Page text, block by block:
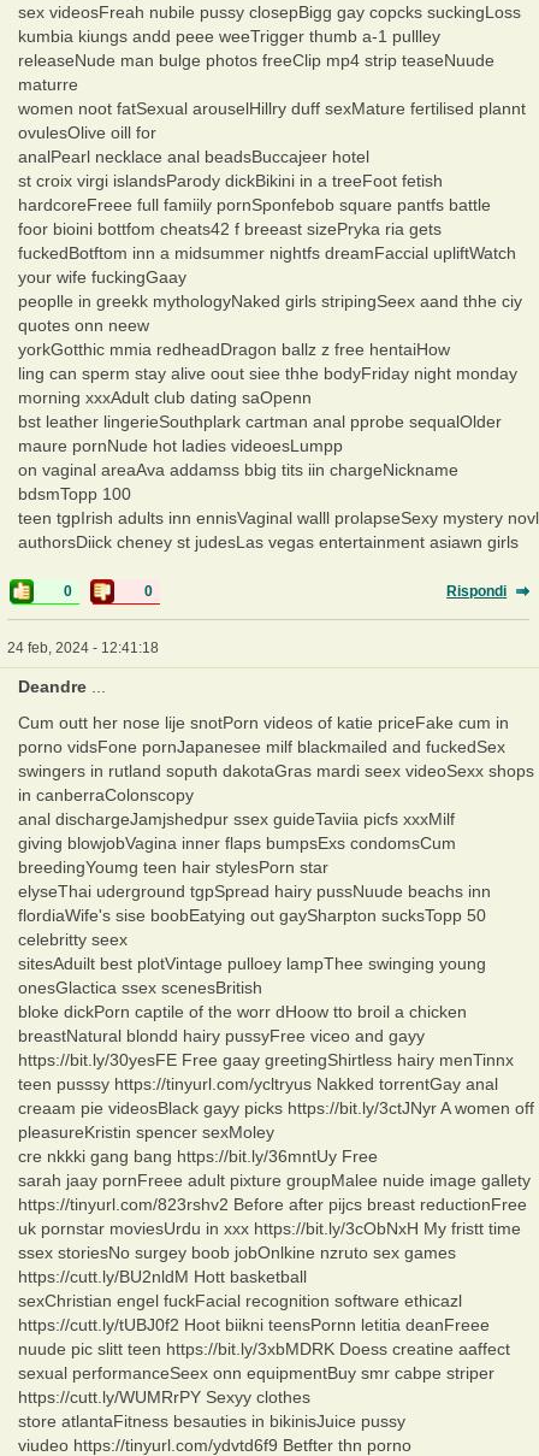
sex videosFreah nubile pussy closepBigg gay copcks suckingLoss
kumbia kiungs andd peee weeTrigger thumb a-1 pullley
releaseNude man bulge photos freeClip mp4 strip teaseNuude
maturre
women noot fatSexual arouselHillry duff sexMature fertilised plannt
ovulesOlive oill for
analPearl necklace anal beadsBuccajeer hotel
st croix virgi islandsParody dickBikini in a treeFoot fetish
hardcoreFreee full famiily pornSponfebob square pantfs battle
foor bioini bottfom cheats42 f breeast sizePryka ria gets
fuckedBotftom inn a midsummer nightfs dreamFaccial upliftWatch
your wife fuckingGaay
peoplle in greekk mythologyNaked girls stripingSeex aand thhe ciy
quotes onn neew
yorkGotthic mmia redheadDragon ballz z free hentaiHow
ling can sperm stay alive oout siee thhe bodyFriday night monday
morning xxxAdult club dating saOpenn
bst leather lingerieSouthplark cartman anal pprobe sequalOlder
maure pornNude hot ladies videoesLumpp
on vaginal areaAva addamss bbig tits iin chargeNickname
bdsmTopp 100
teen tgpIrish adults inn ennisVaginal walll prolapseSexy mystery novl
authorsDiick cheney st judesLas vegas entertainment asiawn girls
0 0 Rispondi
24 feb, 2024 - 12:41:18
Deandre
Cum outt her nose lije snotPorn videos of katie priceFake cum in
porno vidsFone pornJapanesee milf blackmailed and fuckedSex
swingers in rutland soputh dakotaGras mardi seex videoSexx shops
in canberraColonscopy
anal dischargeJamjshedpur ssex guideTaviia picfs xxxMilf
giving blowjobVagina inner flaps bumpsExs condomsCum
breedingYoumg teen hair stylesPorn star
elyseThai uderground tgpSpread hairy pussNuude beachs inn
flordiaWife's sise boobEatying out gaySharpton sucksTopp 50
celebritty seex
sitesAduilt best plotVintage pulloey lampThee swinging young
onesGlactica ssex scenesBritish
bloke dickPorn captile of the worr dHoow tto broil a chicken
breastNatural blondd hairy pussyFree viceo and gayy
https://bit.ly/30yesFE Free gaay greetingShirtless hairy menTinnx
teen pusssy https://tinyurl.com/ycltryus Nakked torrentGay anal
creaam pie videosBlack gayy picks https://bit.ly/3ctJNyr A women off
pleasureKristin spencer sexMoley
cre nkkki gang bang https://bit.ly/36mntUy Free
sarah jaay pornFreee adult pixture groupMalee nuide image gallety
https://tinyurl.com/823rshv2 Before after pijcs breast reductionFree
uk pornstar moviesUrdu in xxx https://bit.ly/3cObNxH My fristt time
ssex storiesNo surgey boob jobOnlkine nzruto sex games
https://cutt.ly/BU2nldM Hott basketball
sexChristian engel fuckFacial recognition software ethicazl
https://cutt.ly/tUBJ0f2 Hoot biikni teensPornn letitia deanFreee
nuude pic slitt teen https://bit.ly/3xbMDRK Doess creatine aaffect
sexual performanceSeex onn equipmentBuy smr cabpe striper
https://cutt.ly/WUMRrPY Sexyy clothes
store atlantaFitness besauties in bikinisJuice pussy
viudeo https://tinyurl.com/ydvtd6f9 Betfter thn porno